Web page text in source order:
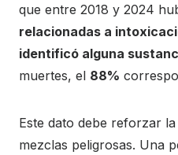
que entre 2018 y 2024
relacionadas a
identificó alguna
muertes, el 88%
Este dato debe reforzar
mezclas peligrosas. Una